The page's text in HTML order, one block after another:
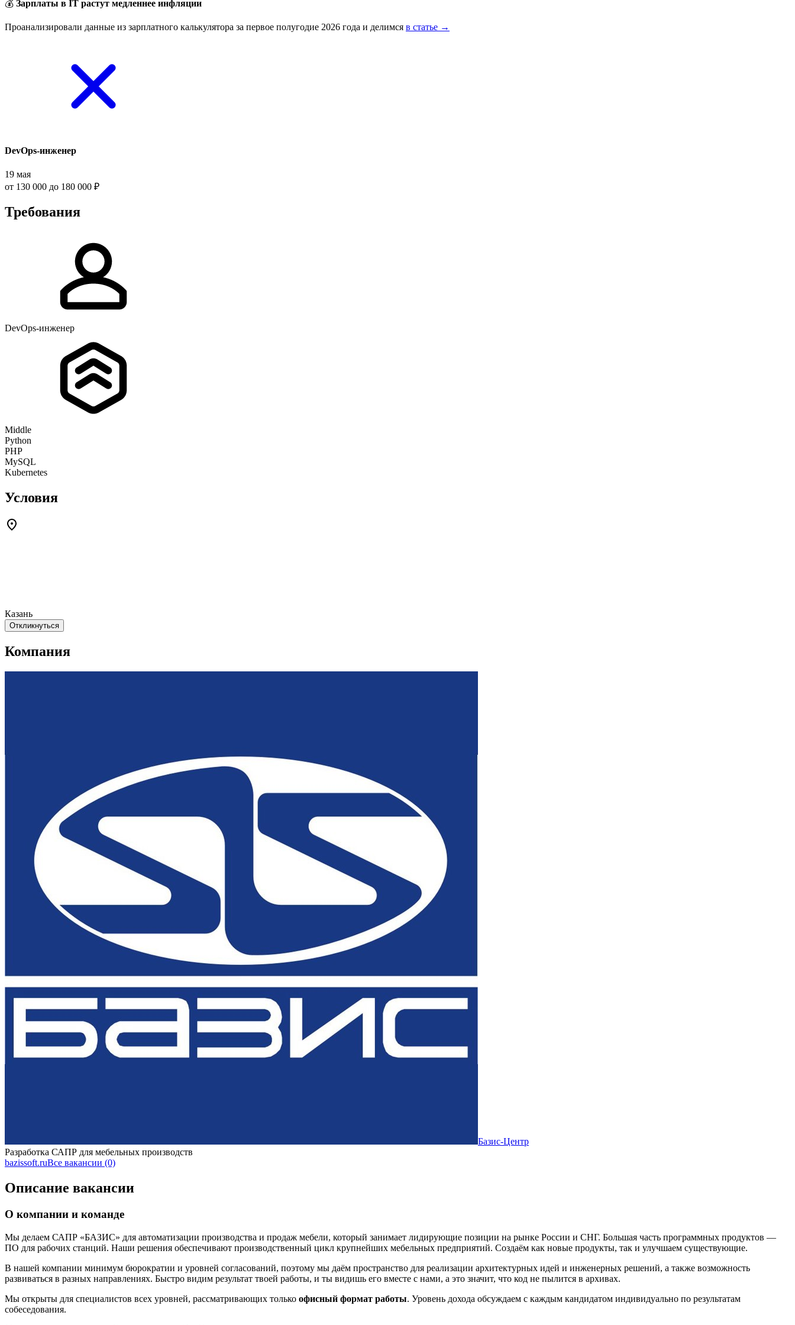
💰 Зарплаты в IT растут медленнее инфляции
Проанализировали данные из зарплатного калькулятора за первое полугодие 2026 года и делимся в статье →
DevOps-инженер
19 мая
от 130 000 до 180 000 ₽
Требования
DevOps-инженер
Middle
Python
PHP
MySQL
Kubernetes
Условия
Казань
Откликнуться
Компания
Базис-Центр
Разработка САПР для мебельных производств
bazissoft.ruВсе вакансии (0)
Описание вакансии
О компании и команде
Мы делаем САПР «БАЗИС» для автоматизации производства и продаж мебели, который занимает лидирующие позиции на рынке России и СНГ. Большая часть программных продуктов —
ПО для рабочих станций. Наши решения обеспечивают производственный цикл крупнейших мебельных предприятий. Создаём как новые продукты, так и улучшаем существующие.
В нашей компании минимум бюрократии и уровней согласований, поэтому мы даём пространство для реализации архитектурных идей и инженерных решений, а также возможность
развиваться в разных направлениях. Быстро видим результат твоей работы, и ты видишь его вместе с нами, а это значит, что код не пылится в архивах.
Мы открыты для специалистов всех уровней, рассматривающих только офисный формат работы. Уровень дохода обсуждаем с каждым кандидатом индивидуально по результатам
собеседования.